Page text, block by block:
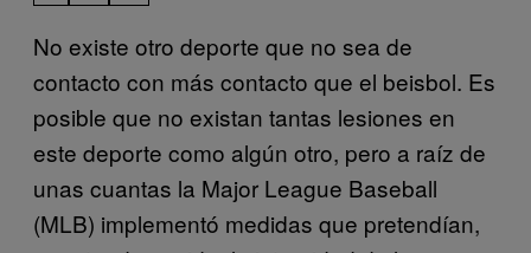
No existe otro deporte que no sea de
contacto con más contacto que el beisbol. Es
posible que no existan tantas lesiones en
este deporte como algún otro, pero a raíz de
unas cuantas la Major League Baseball
(MLB) implementó medidas que pretendían,